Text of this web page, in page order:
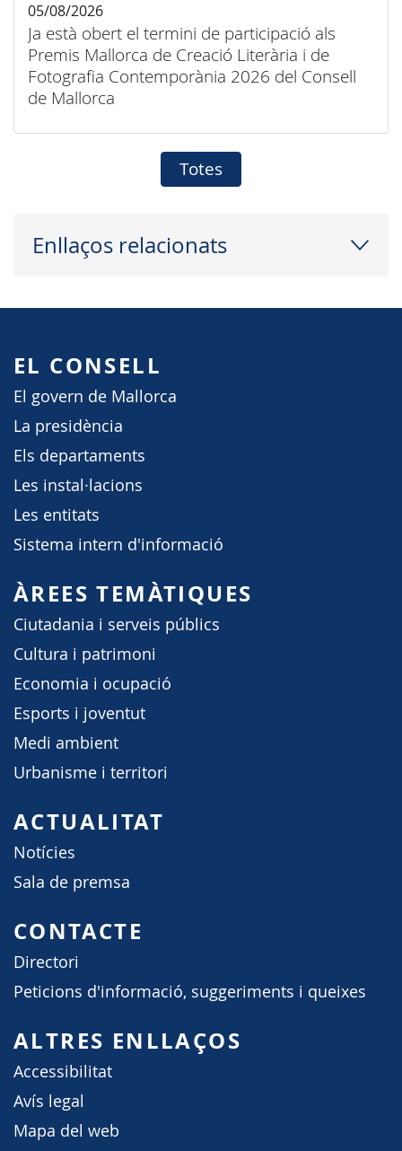
Ja està obert el termini de participació als
Premis Mallorca de Creació Literària i de
Fotografia Contemporània 2026 del Consell
de Mallorca
05/08/2026
Totes
Enllaços relacionats
EL CONSELL
El govern de Mallorca
La presidència
Els departaments
Les instal·lacions
Les entitats
Sistema intern d'informació
ÀREES TEMÀTIQUES
Ciutadania i serveis públics
Cultura i patrimoni
Economia i ocupació
Esports i joventut
Medi ambient
Urbanisme i territori
ACTUALITAT
Notícies
Sala de premsa
CONTACTE
Directori
Peticions d'informació, suggeriments i queixes
ALTRES ENLLAÇOS
Accessibilitat
Avís legal
Mapa del web